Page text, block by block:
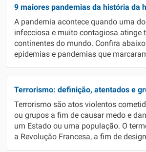
9 maiores pandemias da história da
A pandemia acontece quando uma
infecciosa e muito contagiosa atinge
continentes do mundo. Confira
epidemias e pandemias que
Terrorismo: definição, atentados e
Terrorismo são atos violentos
ou grupos a fim de causar medo e
um Estado ou uma população. O
a Revolução Francesa, a fim de